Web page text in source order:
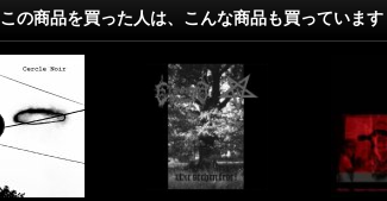
この商品を買った人は、こんな商品も買っています